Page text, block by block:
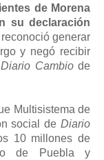
de Morena
su declaración
generar
y negó recibir
Diario Cambiode
Multisistema de
social de Diario
10 millones de
de Puebla y